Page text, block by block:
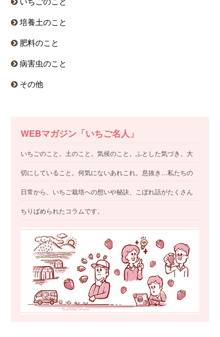
培養土のこと
肥料のこと
病害虫のこと
その他
WEBマガジン「いちご名人」
いちごのこと。土のこと。気候のこと。ふとした気づき。大
切にしていること。何気にないあれこれ。息抜き…私たちの
日常から、いちご栽培への想いや秘訣、こぼれ話がたくさん
ちりばめられたコラムです。